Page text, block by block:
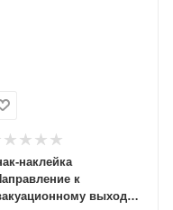
наклейка
к
выходу